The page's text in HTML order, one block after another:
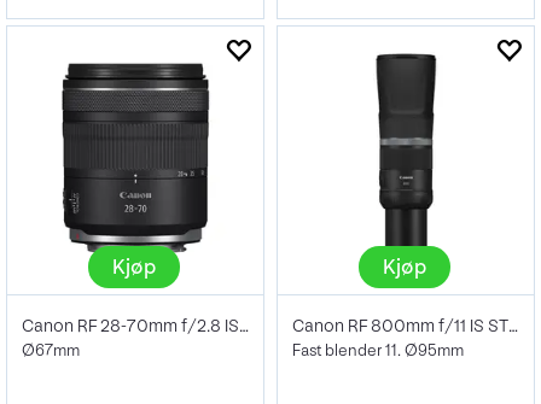
Kjøp
Canon RF 28-70mm f/2.8 IS STM
Ø67mm
Kjøp
Canon RF 800mm f/11 IS STM
Fast blender 11. Ø95mm